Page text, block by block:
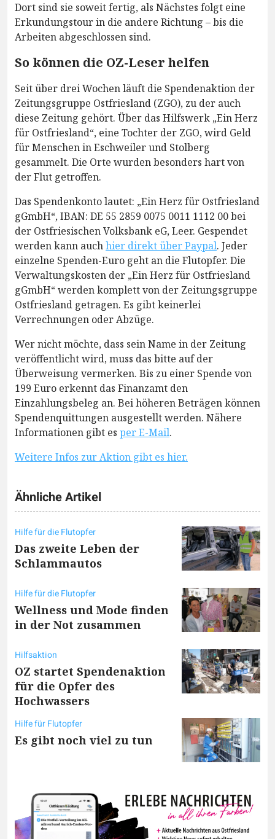
Dort sind sie soweit fertig, als Nächstes folgt eine
Erkundungstour in die andere Richtung – bis die
Arbeiten abgeschlossen sind.
So können die OZ-Leser helfen
Seit über drei Wochen läuft die Spendenaktion der
Zeitungsgruppe Ostfriesland (ZGO), zu der auch
diese Zeitung gehört. Über das Hilfswerk „Ein Herz
für Ostfriesland“, eine Tochter der ZGO, wird Geld
für Menschen in Eschweiler und Stolberg
gesammelt. Die Orte wurden besonders hart von
der Flut getroffen.
Das Spendenkonto lautet: „Ein Herz für Ostfriesland
gGmbH“, IBAN: DE 55 2859 0075 0011 1112 00 bei
der Ostfriesischen Volksbank eG, Leer. Gespendet
werden kann auchhier direkt über Paypal. Jeder
einzelne Spenden-Euro geht an die Flutopfer. Die
Verwaltungskosten der „Ein Herz für Ostfriesland
gGmbH“ werden komplett von der Zeitungsgruppe
Ostfriesland getragen. Es gibt keinerlei
Verrechnungen oder Abzüge.
Wer nicht möchte, dass sein Name in der Zeitung
veröffentlicht wird, muss das bitte auf der
Überweisung vermerken. Bis zu einer Spende von
199 Euro erkennt das Finanzamt den
Einzahlungsbeleg an. Bei höheren Beträgen können
Spendenquittungen ausgestellt werden. Nähere
Informationen gibt es per E-Mail.
Weitere Infos zur Aktion gibt es hier.
Ähnliche Artikel
Hilfe für die Flutopfer
Das zweite Leben der
Schlammautos
Hilfe für die Flutopfer
Wellness und Mode finden
in der Not zusammen
Hilfsaktion
OZ startet Spendenaktion
für die Opfer des
Hochwassers
Hilfe für Flutopfer
Es gibt noch viel zu tun